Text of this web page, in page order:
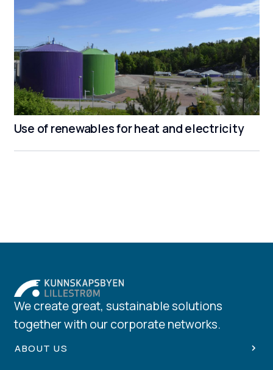
Use of renewables for heat and electricity
We create great, sustainable solutions
together with our corporate networks.
ABOUT US